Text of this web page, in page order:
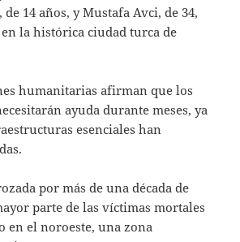
14 años, y Mustafa Avci, de 34,
la histórica ciudad turca de
humanitarias afirman que los
ayuda durante meses, ya
esenciales han
por más de una década de
parte de las víctimas mortales
en el noroeste, una zona